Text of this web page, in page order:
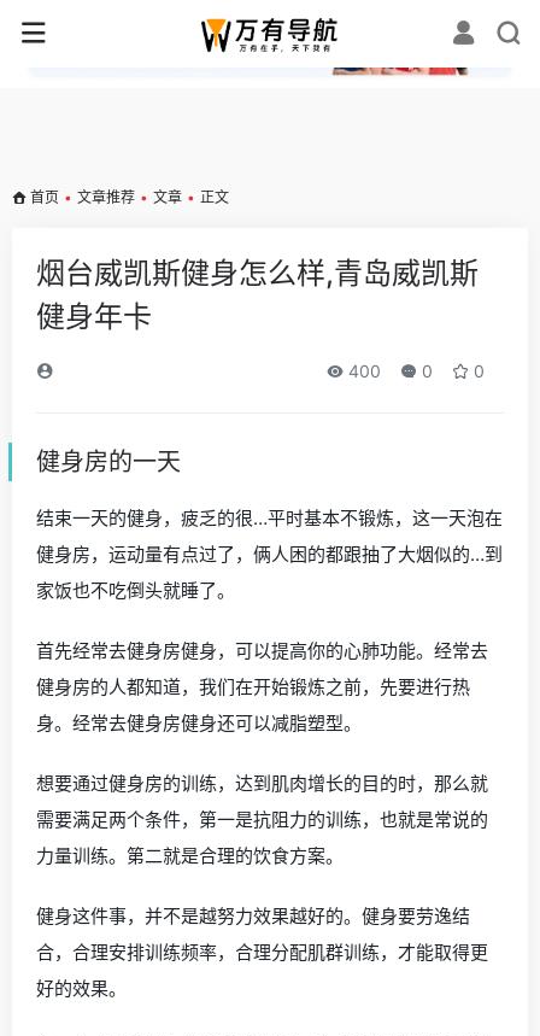
✕
首页 • 文章推荐 • 文章 • 正文
烟台威凯斯健身怎么样,青岛威凯斯
健身年卡
400 0 0
健身房的一天
结束一天的健身，疲乏的很…平时基本不锻炼，这一天泡在
健身房，运动量有点过了，俩人困的都跟抽了大烟似的…到
家饭也不吃倒头就睡了。
首先经常去健身房健身，可以提高你的心肺功能。经常去
健身房的人都知道，我们在开始锻炼之前，先要进行热
身。经常去健身房健身还可以减脂塑型。
想要通过健身房的训练，达到肌肉增长的目的时，那么就
需要满足两个条件，第一是抗阻力的训练，也就是常说的
力量训练。第二就是合理的饮食方案。
健身这件事，并不是越努力效果越好的。健身要劳逸结
合，合理安排训练频率，合理分配肌群训练，才能取得更
好的效果。